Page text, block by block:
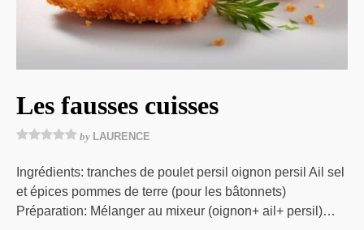
Les fausses cuisses
by LAURENCE
Ingrédients: tranches de poulet persil oignon persil Ail sel
et épices pommes de terre (pour les bâtonnets)
Préparation: Mélanger au mixeur (oignon+ ail+ persil)…